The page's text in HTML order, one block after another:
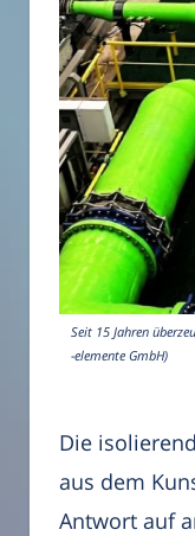
Seit 15 Jahren
-elemente GmbH)
Die
aus dem
Antwort auf